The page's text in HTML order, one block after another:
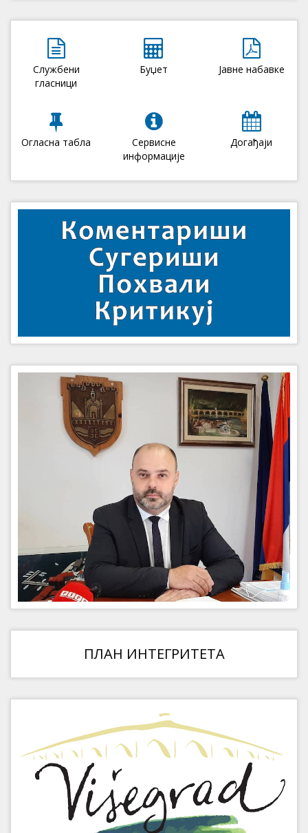
Службени
гласници
Буџет Јавне набавке
Огласна табла
Сервисне
информације
Догађаји
ПЛАН ИНТЕГРИТЕТА